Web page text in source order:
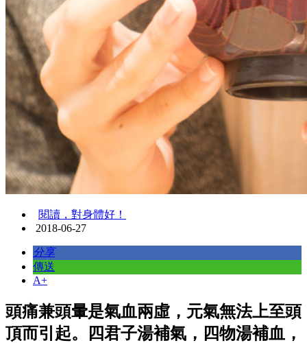
閱讀，對身體好！
2018-06-27
分享
傳送
A+
頭痛兼頭暈是氣血兩虛，元氣無法上至頭
頂而引起。四君子湯補氣，四物湯補血，